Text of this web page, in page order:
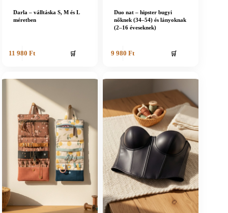
Darla – válltáska S, M és L
méretben
11 980Ft 🛒
Duo nat – hipster bugyi
nőknek (34–54) és lányoknak
(2–16 éveseknek)
9 980Ft 🛒